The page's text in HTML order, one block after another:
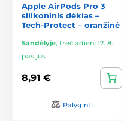
Apple AirPods Pro 3
silikoninis dėklas –
Tech-Protect – oranžinė
Sandėlyje, trečiadienį 12. 8.
pas jus
8,91 €
Palyginti